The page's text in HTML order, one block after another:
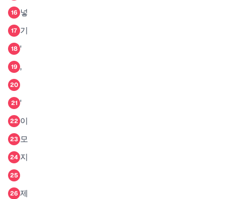
16 넣
17 기
18 '
19 ,
20
21 '
22 이
23 모
24 지
25
26 제